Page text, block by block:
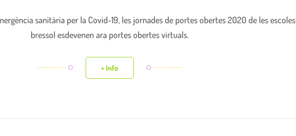
sanitària per la Covid-19, les jornades de portes obertes 2020 de les escoles
bressol esdevenen ara portes obertes virtuals.
+ Info